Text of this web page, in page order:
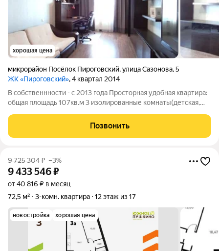
хорошая цена
микрорайон Посёлок Пироговский,улица Сазонова,5
ЖК «Пироговский», 4 квартал 2014
В собственнности - c 2013 года Просторная удобная квартира:
общая площадь 107кв.м 3 изолированные комнаты(детская,
Современный ремонт и оснащение квартиры ; Продажа с
мебелью обсуждается(вся
Позвонить
9 725 304₽ –3%
9 433 546₽
от 40 816 ₽ в месяц
72,5 м²
3-комн. квартира 12 этаж из 17
новостройка хорошая цена